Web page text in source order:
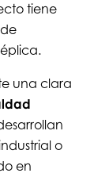
tiene
una clara
o
en